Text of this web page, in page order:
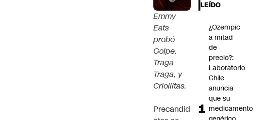
Emmy
Eats
probó
Golpe,
Traga
Traga, y
Criollitas.
–
Precandid
LEÍDO
¿Ozempic
a mitad
de
precio?:
Laboratorio
Chile
anuncia
que su
medicamento